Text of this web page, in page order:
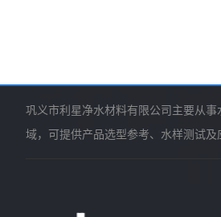
巩义市利星净水材料有限公司主要从
域，可提供产品选型参考、水样测试